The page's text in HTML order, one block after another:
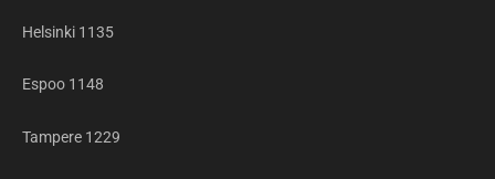
Helsinki 1135
Espoo 1148
Tampere 1229